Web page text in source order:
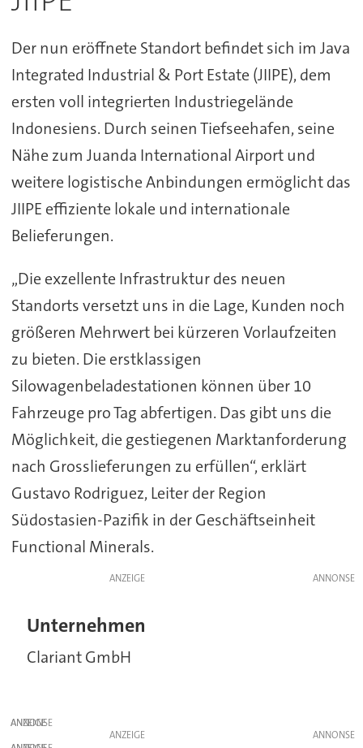
Der nun eröffnete Standort befindet sich im Java
Integrated Industrial & Port Estate (JIIPE), dem
ersten voll integrierten Industriegelände
Indonesiens. Durch seinen Tiefseehafen, seine
Nähe zum Juanda International Airport und
weitere logistische Anbindungen ermöglicht das
JIIPE effiziente lokale und internationale
Belieferungen.
„Die exzellente Infrastruktur des neuen
Standorts versetzt uns in die Lage, Kunden noch
größeren Mehrwert bei kürzeren Vorlaufzeiten
zu bieten. Die erstklassigen
Silowagenbeladestationen können über 10
Fahrzeuge pro Tag abfertigen. Das gibt uns die
Möglichkeit, die gestiegenen Marktanforderung
nach Grosslieferungen zu erfüllen“, erklärt
Gustavo Rodriguez, Leiter der Region
Südostasien-Pazifik in der Geschäftseinheit
Functional Minerals.
ANZEIGE
Unternehmen
Clariant GmbH
ANZEIGE
ANZEIGE